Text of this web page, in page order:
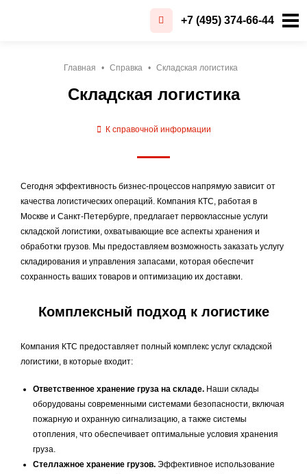
+7 (495) 374-66-44
Главная Справка Складская логистика
Складская логистика
К справочной информации
Сегодня эффективность бизнес-процессов напрямую зависит от
качества логистических операций. Компания КТС, работая в
Москве и Санкт-Петербурге, предлагает первоклассные услуги
складской логистики, охватывающие все аспекты хранения и
обработки грузов. Мы предоставляем возможность заказать услугу
складирования и управления запасами, которая обеспечит
сохранность ваших товаров и оптимизацию их доставки.
Комплексный подход к логистике
Компания КТС предоставляет полный комплекс услуг складской
логистики, в которые входит:
Ответственное хранение груза на складе. Наши склады
оборудованы современными системами безопасности, включая
пожарную и охранную сигнализацию, а также системы
отопления, что обеспечивает оптимальные условия хранения
груза.
Стеллажное хранение грузов. Эффективное использование